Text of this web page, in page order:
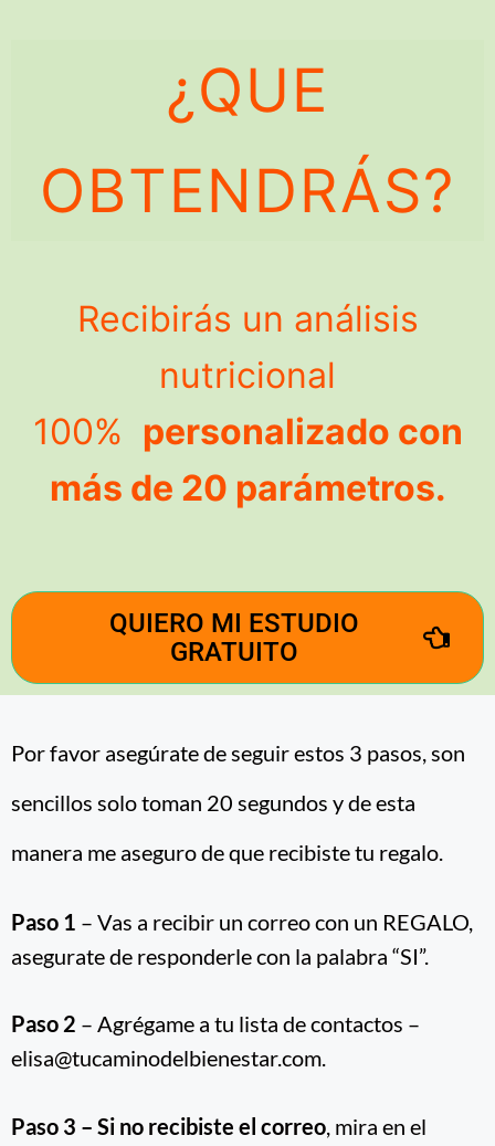
¿QUE
OBTENDRÁS?
Recibirás un análisis
nutricional
100% personalizado con
más de 20 parámetros.
QUIERO MI ESTUDIO
GRATUITO
Por favor asegúrate de seguir estos 3 pasos, son
sencillos solo toman 20 segundos y de esta
manera me aseguro de que recibiste tu regalo.
Paso 1 – Vas a recibir un correo con un REGALO,
asegurate de responderle con la palabra “SI”.
Paso 2 – Agrégame a tu lista de contactos –
elisa@tucaminodelbienestar.com.
Paso 3 – Si no recibiste el correo, mira en el